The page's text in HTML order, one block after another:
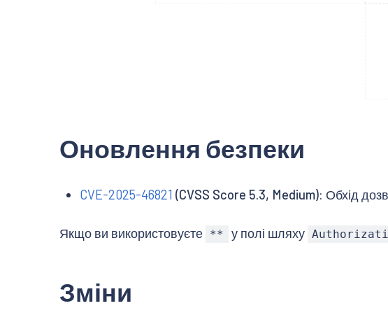
Оновлення безпеки
CVE-2025-46821 (CVSS Score 5.3, Medium): Обхід
Якщо ви використовуєте ** у полі шляху
Зміни